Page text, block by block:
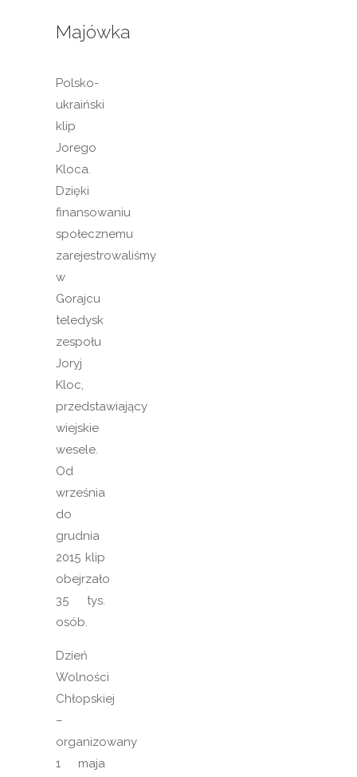
Majówka
Polsko-
ukraiński
klip
Jorego
Kloca.
Dzięki
finansowaniu
społecznemu
zarejestrowaliśmy
w
Gorajcu
teledysk
zespołu
Joryj
Kloc,
przedstawiający
wiejskie
wesele.
Od
września
do
grudnia
2015 klip
obejrzało
35 tys.
osób.
Dzień
Wolności
Chłopskiej
–
organizowany
1 maja